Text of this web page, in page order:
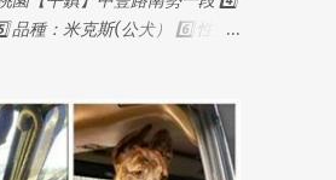
品種：米克斯(公犬） 6️⃣ 性別/
鐺，失蹤前體重約18公斤。皮毛
絡方式：0927115888 葉先生
多多莉寵物